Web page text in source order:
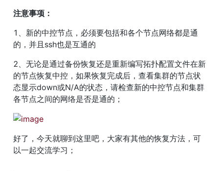
注意事项：
1、新的中控节点，必须要包括和各个节点网络都是通
的，并且ssh也是互通的
2、无论是通过备份恢复还是重新编写拓扑配置文件在新
的节点恢复中控，如果恢复完成后，查看集群的节点状
态显示down或N/A的状态，请检查新的中控节点和集群
各节点之间的网络是否是通的；
好了，今天就聊到这里吧，大家有其他的恢复方法，可
以一起交流学习；